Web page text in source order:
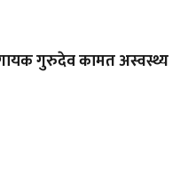
गायक गुरुदेव कामत अस्वस्थ्य